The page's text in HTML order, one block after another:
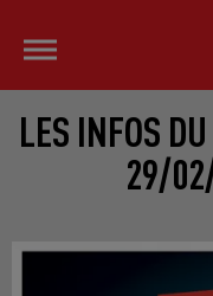
LES INFOS
29/